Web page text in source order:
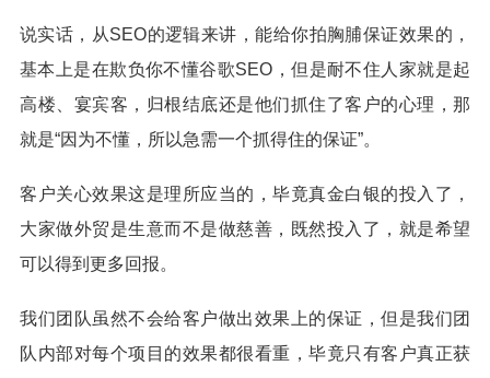
说实话，从SEO的逻辑来讲，能给你拍胸脯保证效果的，
基本上是在欺负你不懂谷歌SEO，但是耐不住人家就是起
高楼、宴宾客，归根结底还是他们抓住了客户的心理，那
就是“因为不懂，所以急需一个抓得住的保证”。
客户关心效果这是理所应当的，毕竟真金白银的投入了，
大家做外贸是生意而不是做慈善，既然投入了，就是希望
可以得到更多回报。
我们团队虽然不会给客户做出效果上的保证，但是我们团
队内部对每个项目的效果都很看重，毕竟只有客户真正获